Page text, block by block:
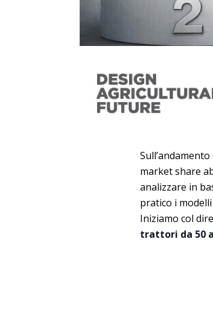
Sull’andamento
market share
analizzare in
pratico i
Iniziamo col
trattori da 50